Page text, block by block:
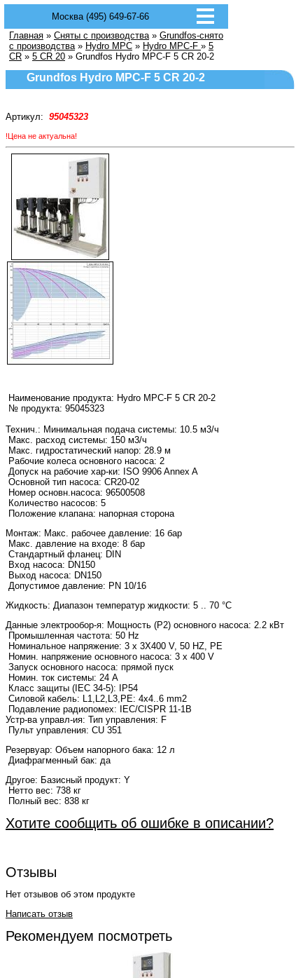
Москва (495) 649-67-66
Главная » Сняты с производства» Grundfos-снято
с производства» Hydro MPC » Hydro MPC-F » 5
CR » 5 CR 20 » Grundfos Hydro MPC-F 5 CR 20-2
Grundfos Hydro MPC-F 5 CR 20-2
Артикул: 95045323
!Цена не актуальна!
Наименование продукта: Hydro MPC-F 5 CR 20-2
№ продукта: 95045323
Технич.: Минимальная подача системы: 10.5 м3/ч
Макс. расход системы: 150 м3/ч
Макс. гидростатический напор: 28.9 м
Рабочие колеса основного насоса: 2
Допуск на рабочие хар-ки: ISO 9906 Annex A
Основной тип насоса: CR20-02
Номер основн.насоса: 96500508
Количество насосов: 5
Положение клапана: напорная сторона
Монтаж: Макс. рабочее давление: 16 бар
Макс. давление на входе: 8 бар
Стандартный фланец: DIN
Вход насоса: DN150
Выход насоса: DN150
Допустимое давление: PN 10/16
Жидкость: Диапазон температур жидкости: 5 .. 70 °C
Данные электрообор-я: Мощность (Р2) основного насоса: 2.2 кВт
Промышленная частота: 50 Hz
Номинальное напряжение: 3 x 3X400 V, 50 HZ, PE
Номин. напряжение основного насоса: 3 x 400 V
Запуск основного насоса: прямой пуск
Номин. ток системы: 24 A
Класс защиты (IEC 34-5): IP54
Силовой кабель: L1,L2,L3,PE: 4x4..6 mm2
Подавление радиопомех: IEC/CISPR 11-1B
Устр-ва управл-ия: Тип управления: F
Пульт управления: CU 351
Резервуар: Объем напорного бака: 12 л
Диафрагменный бак: да
Другое: Базисный продукт: Y
Нетто вес: 738 кг
Полный вес: 838 кг
Хотите сообщить об ошибке в описании?
Отзывы
Нет отзывов об этом продукте
Написать отзыв
Рекомендуем посмотреть